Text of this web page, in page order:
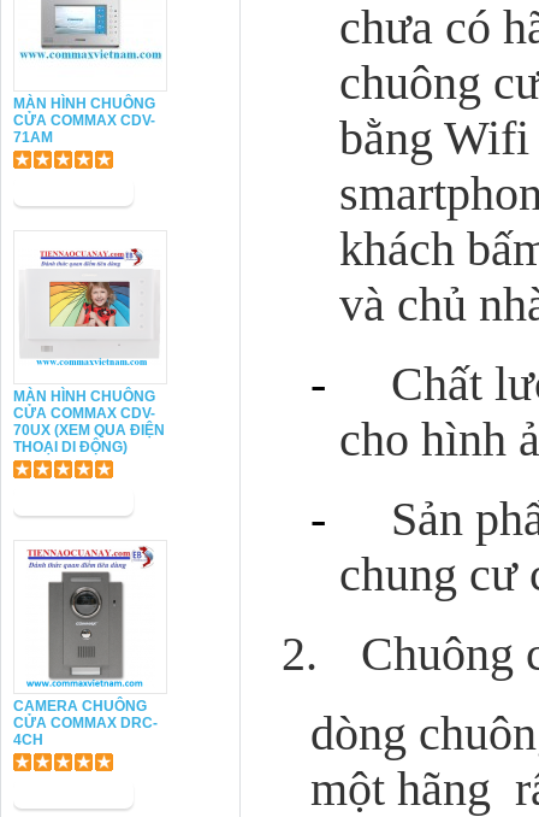
MÀN HÌNH CHUÔNG
CỬA COMMAX CDV-
71AM
MÀN HÌNH CHUÔNG
CỬA COMMAX CDV-
70UX (XEM QUA ĐIỆN
THOẠI DI ĐỘNG)
CAMERA CHUÔNG
CỬA COMMAX DRC-
4CH
chưa có
chuông
bằng
khách
và chủ
-
Chất
cho hình
-
Sản
chung cư
2.
Chuông
dòng
một hãng